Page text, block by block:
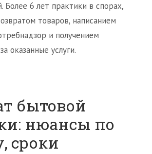
Более 6 лет практики в спорах,
товаров, написанием
и получением
оказанные услуги.
бытовой
нюансы по
сроки